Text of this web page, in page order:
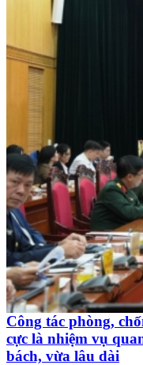
Công tác phòng,
cực là nhiệm vụ
bách, vừa lâu dài